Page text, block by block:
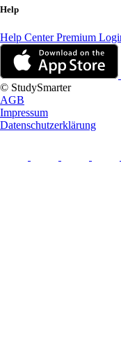
Help
Help CenterPremium
© StudySmarter
AGB
Impressum
Datenschutzerklärung